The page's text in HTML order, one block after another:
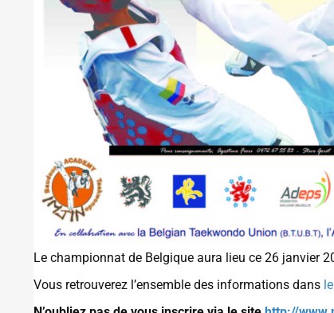
Le championnat de Belgique aura lieu ce 26 janvier
Vous retrouverez l’ensemble des informations dans